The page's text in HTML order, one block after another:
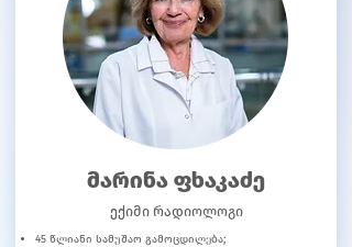
მარინა ფხაკაძე
ექიმი რადიოლოგი
45 წლიანი სამუშაო გამოცდილება;